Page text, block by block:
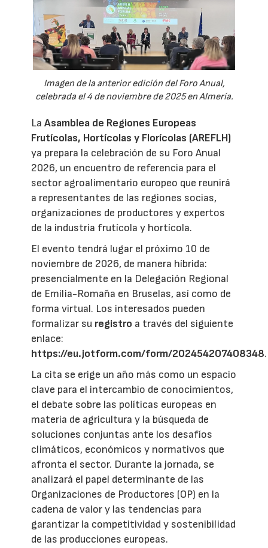
Imagen de la anterior edición del Foro Anual,
celebrada el 4 de noviembre de 2025 en Almería.
LaAsamblea de Regiones Europeas
Frutícolas, Hortícolas y Florícolas (AREFLH)
ya prepara la celebración de su Foro Anual
2026, un encuentro de referencia para el
sector agroalimentario europeo que reunirá
a representantes de las regiones socias,
organizaciones de productores y expertos
de la industria frutícola y hortícola.
El evento tendrá lugar el próximo 10 de
noviembre de 2026, de manera híbrida:
presencialmente en la Delegación Regional
de Emilia-Romaña en Bruselas, así como de
forma virtual. Los interesados pueden
formalizar su registro a través del siguiente
enlace:
https://eu.jotform.com/form/202454207408348.
La cita se erige un año más como un espacio
clave para el intercambio de conocimientos,
el debate sobre las políticas europeas en
materia de agricultura y la búsqueda de
soluciones conjuntas ante los desafíos
climáticos, económicos y normativos que
afronta el sector. Durante la jornada, se
analizará el papel determinante de las
Organizaciones de Productores (OP) en la
cadena de valor y las tendencias para
garantizar la competitividad y sostenibilidad
de las producciones europeas.